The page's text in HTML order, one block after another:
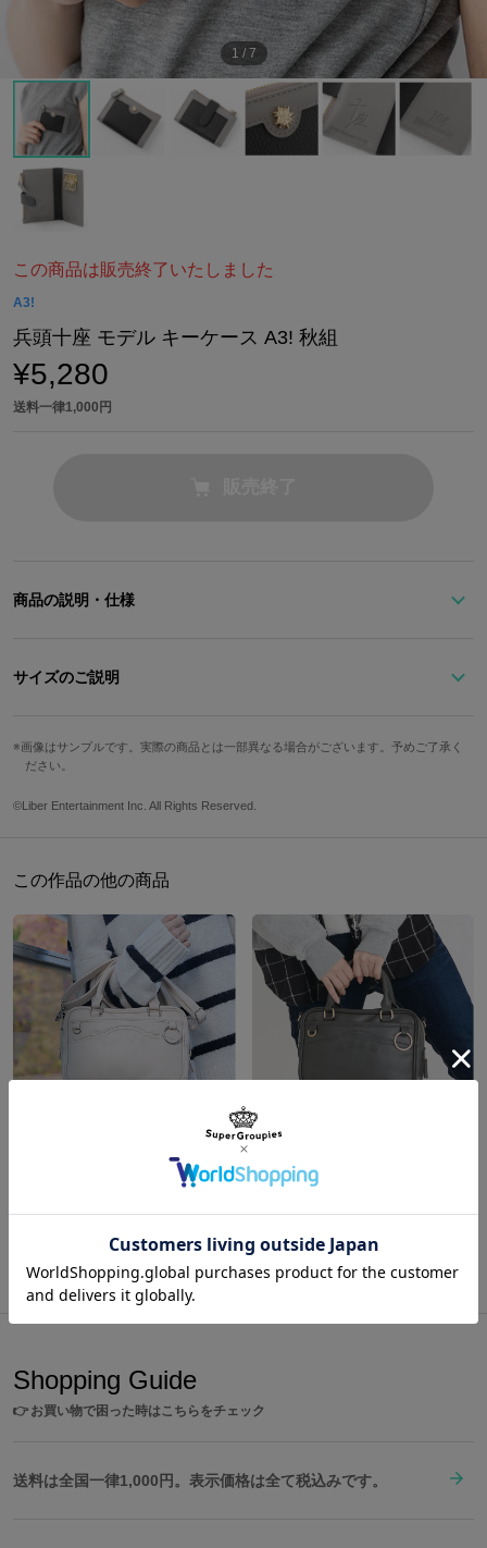
1 / 7
この商品は販売終了いたしました
A3!
兵頭十座 モデル キーケース A3! 秋組
¥5,280
送料一律1,000円
商品の説明・仕様
内側には十座のサインと部屋番号104の型押しが施されています！
素材／ 合成皮革、ポリエステル、合金
サイズのご説明
7cm
画像はサンプルです。実際の商品とは一部異なる場合がございます。予めご了承く
ださい。
©Liber Entertainment Inc. All Rights Reserved.
この作品の他の商品
¥13,200
商品をもっと見る
Shopping Guide
👉お買い物で困った時はこちらをチェック
送料は全国一律1,000円。表示価格は全て税込みです。